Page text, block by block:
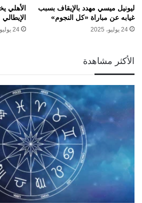
ليونيل ميسي مهدد بالإيقاف بسبب
غيابه عن مباراة «كل النجوم»
24 يوليو، 2025
الأهلي
الإيطالي
24 يوليو، 2025
الأكثر مشاهدة